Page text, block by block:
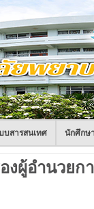
บสารสนเทศ นักศึกษ
องผู้อำนวย